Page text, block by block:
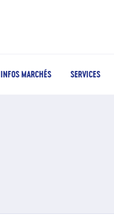
INFOS MARCHÉS SERVICES